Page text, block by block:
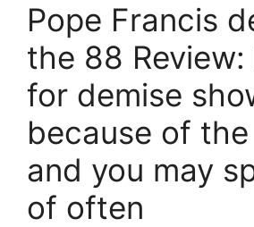
Pope Francis
the 88 Review:
for demise
because of
and you may
of often